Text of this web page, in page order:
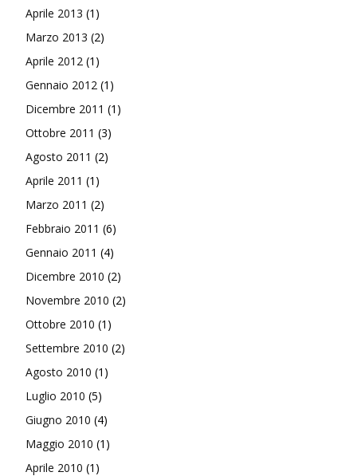
Aprile 2013 (1)
Marzo 2013 (2)
Aprile 2012 (1)
Gennaio 2012 (1)
Dicembre 2011 (1)
Ottobre 2011 (3)
Agosto 2011 (2)
Aprile 2011 (1)
Marzo 2011 (2)
Febbraio 2011 (6)
Gennaio 2011 (4)
Dicembre 2010 (2)
Novembre 2010 (2)
Ottobre 2010 (1)
Settembre 2010 (2)
Agosto 2010 (1)
Luglio 2010 (5)
Giugno 2010 (4)
Maggio 2010 (1)
Aprile 2010 (1)